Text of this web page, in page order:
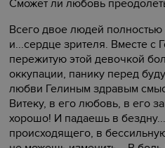
Сможет ли любовь
Всего двое людей
и...сердце зрителя. Вместе
пережитую этой девочкой
оккупации, панику перед
любви Гелиным здравым
Витеку, в его любовь, в его
хорошо! И падаешь в
происходящего, в